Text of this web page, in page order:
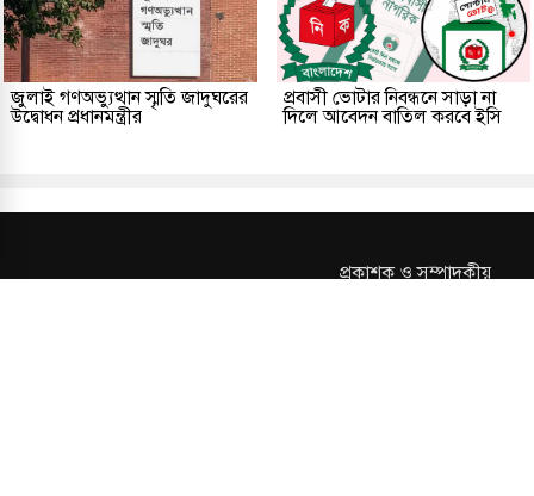
জুলাই গণঅভ্যুত্থান স্মৃতি জাদুঘরের
উদ্বোধন প্রধানমন্ত্রীর
প্রবাসী ভোটার নিবন্ধনে সাড়া না
দিলে আবেদন বাতিল করবে ইসি
প্রকাশক ও সম্পাদকীয়